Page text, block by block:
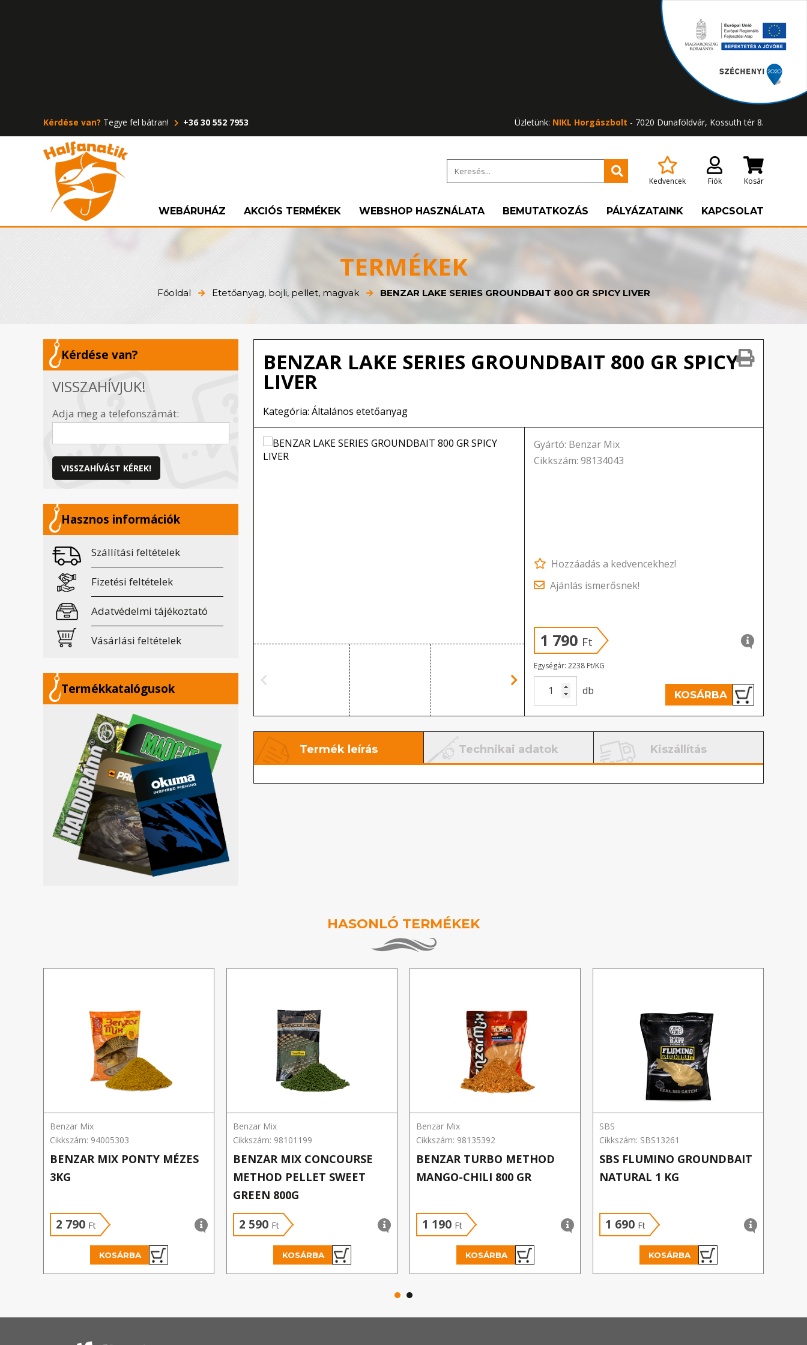
Kérdése van? Tegye fel bátran! +36 30 552 7953 Üzletünk: NIKL Horgászbolt - 7020 Dunaföldvár, Kossuth tér 8.
Kedvencek Fiók Kosár
WEBÁRUHÁZ AKCIÓS TERMÉKEK WEBSHOP HASZNÁLATA BEMUTATKOZÁS PÁLYÁZATAINK KAPCSOLAT
TERMÉKEK
Főoldal Etetőanyag, bojli, pellet, magvak BENZAR LAKE SERIES GROUNDBAIT 800 GR SPICY LIVER
Kérdése van?
VISSZAHÍVJUK!
Adja meg a telefonszámát:
VISSZAHÍVÁST KÉREK!
Hasznos információk
Szállítási feltételek
Fizetési feltételek
Adatvédelmi tájékoztató
Vásárlási feltételek
Termékkatalógusok
BENZAR LAKE SERIES GROUNDBAIT 800 GR SPICY
LIVER
Kategória: Általános etetőanyag
Gyártó: Benzar Mix
Cikkszám: 98134043
Hozzáadás a kedvencekhez!
Ajánlás ismerősnek!
1 790 Ft
Egységár: 2238 Ft/KG
db KOSÁRBA
Termék leírás Technikai adatok Kiszállítás
HASONLÓ TERMÉKEK
Benzar Mix
Cikkszám: 94005303
BENZAR MIX PONTY MÉZES
3KG
2 790 Ft
KOSÁRBA
Benzar Mix
Cikkszám: 98101199
BENZAR MIX CONCOURSE
METHOD PELLET SWEET
GREEN 800G
2 590 Ft
KOSÁRBA
Benzar Mix
Cikkszám: 98135392
BENZAR TURBO METHOD
MANGO-CHILI 800 GR
1 190 Ft
KOSÁRBA
SBS
Cikkszám: SBS13261
SBS FLUMINO GROUNDBAIT
NATURAL 1 KG
1 690 Ft
KOSÁRBA